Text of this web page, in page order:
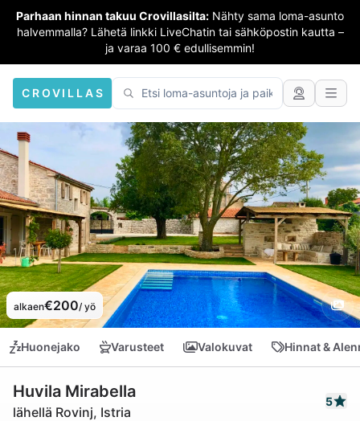
Parhaan hinnan takuu Crovillasilta: Nähty sama loma-asunto
halvemmalla? Lähetä linkki LiveChatin tai sähköpostin kautta –
ja varaa 100 € edullisemmin!
CROVILLAS
alkaen€200/ yö
Huonejako Varusteet Valokuvat Hinnat &
Huvila Mirabella
lähellä Rovinj, Istria
5